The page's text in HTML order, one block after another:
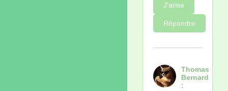
J'aime
Répondre
Thomas
Bernard
: